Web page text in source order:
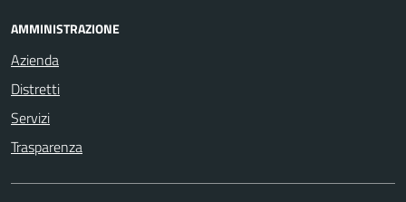
AMMINISTRAZIONE
Azienda
Distretti
Servizi
Trasparenza